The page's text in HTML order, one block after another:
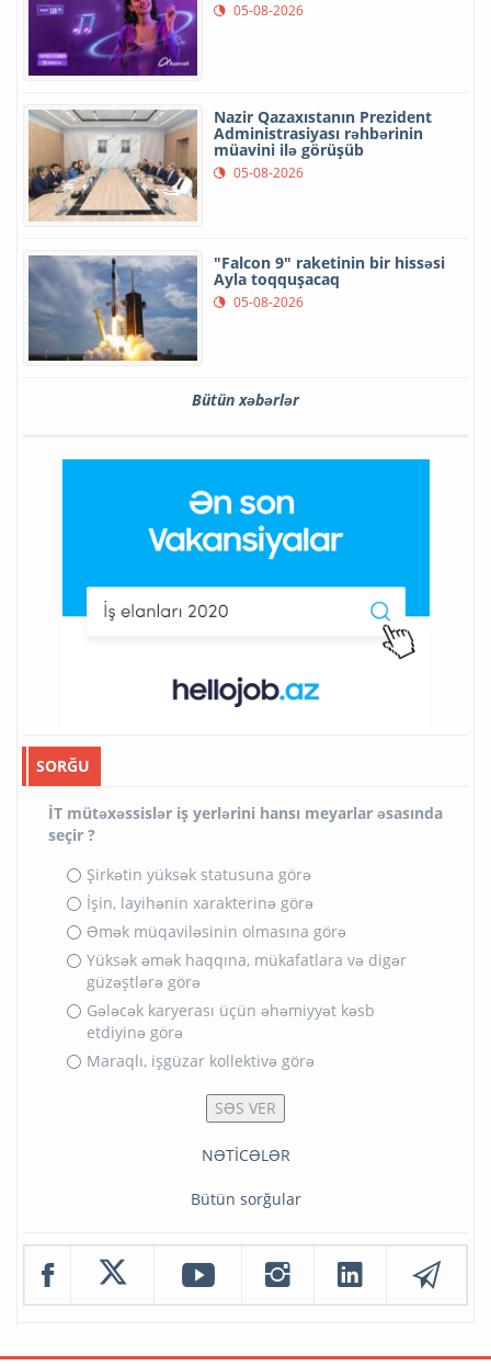
05-08-2026
Nazir Qazaxıstanın Prezident
Administrasiyası rəhbərinin
müavini ilə görüşüb
05-08-2026
"Falcon 9" raketinin bir hissəsi
Ayla toqquşacaq
05-08-2026
Bütün xəbərlər
SORĞU
İT mütəxəssislər iş yerlərini hansı meyarlar əsasında
seçir ?
Şirkətin yüksək statusuna görə
İşin, layihənin xarakterinə görə
Əmək müqaviləsinin olmasına görə
Yüksək əmək haqqına, mükafatlara və digər
güzəştlərə görə
Gələcək karyerası üçün əhəmiyyət kəsb
etdiyinə görə
Maraqlı, işgüzar kollektivə görə
NƏTİCƏLƏR
Bütün sorğular